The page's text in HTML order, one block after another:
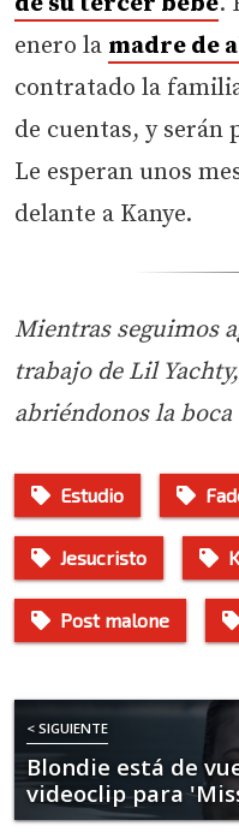
enero la madre de
contratado la
de cuentas, y serán
Le esperan unos
delante a Kanye.
Mientras seguimos
trabajo de Lil
abriéndonos la boca
Estudio
Jesucristo
Post malone
< SIGUIENTE
Blondie está de
videoclip para